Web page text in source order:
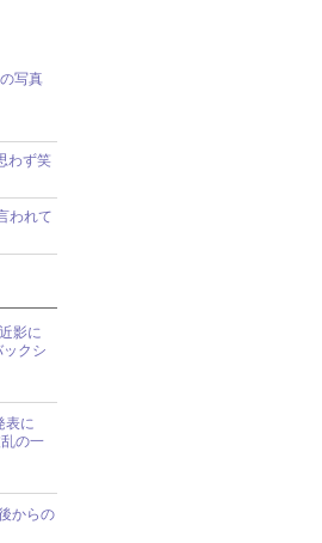
写真
わず笑
われて
影に
ックシ
表に
の一
からの